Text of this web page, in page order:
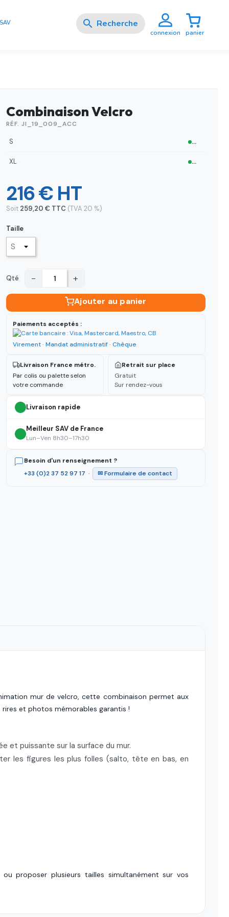

connexion panier
Combinaison Velcro
RÉF. JI_19_009_ACC
S …
XL …
216 € HT
Soit 259,20 € TTC (TVA 20 %)
Taille
Qté − +
Ajouter au panier
Paiements acceptés :
Virement · Mandat administratif · Chèque
Livraison France métro.
Par colis ou palette selon
votre commande
Retrait sur place
Gratuit
Sur rendez-vous
Livraison rapide
Meilleur SAV de France
Lun–Ven 8h30–17h30
Besoin d'un renseignement ?
+33 (0)2 37 52 97 17 · ✉ Formulaire de contact
mur de velcro, cette combinaison permet aux
et photos mémorables garantis !
et puissante sur la surface du mur.
les figures les plus folles (salto, tête en bas, en
proposer plusieurs tailles simultanément sur vos